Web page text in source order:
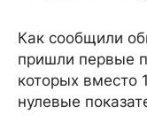
Как сообщили
пришли первые
которых вместо
нулевые